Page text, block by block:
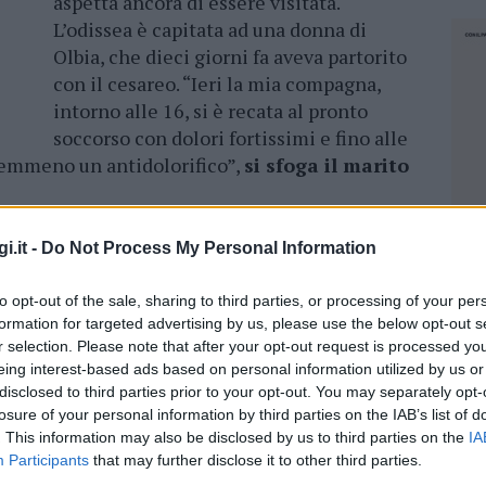
- Do Not Process My Personal Information
opt-out of the sale, sharing to third parties, or processing of your
for targeted advertising by us, please use the below opt-out
selection. Please note that after your opt-out request is processed
interest-based ads based on personal information utilized by us
to third parties prior to your opt-out. You may separately
of your personal information by third parties on the IAB’s list of
This information may also be disclosed by us to third parties on the
Participants that may further disclose it to other third parties.
L’odissea è capitata ad una donna di
Olbia, che dieci giorni fa aveva partorito
con il cesareo. “Ieri la mia compagna,
intorno alle 16, si è recata al pronto
soccorso con dolori fortissimi e fino alle
un antidolorifico”, si sfoga il marito
e questa mattina è nuovamente tornata
mattino. “Ieri siamo andati via perché
di dieci giorni da badare – prosegue
ancora male e fiduciosi siamo tornati
l’iter per essere visitata è migliorato. La
essere visitata.
sforzi dei medici sono concentrati per i
chi è li per altre cause sembra che
sta ancora effettuando delle visite,